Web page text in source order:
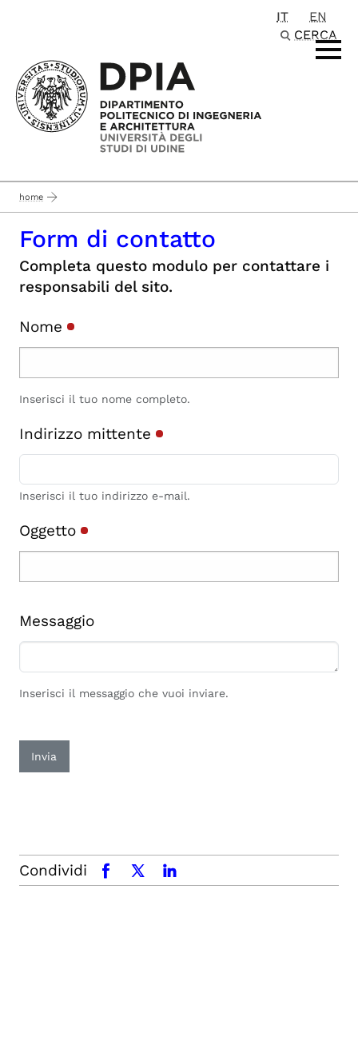
IT
EN
CERCA
home
Form di contatto
Completa questo modulo per contattare i
responsabili del sito.
Nome
Inserisci il tuo nome completo.
Indirizzo mittente
Inserisci il tuo indirizzo e-mail.
Oggetto
Messaggio
Inserisci il messaggio che vuoi inviare.
Invia
Condividi facebookx.comlinkedin